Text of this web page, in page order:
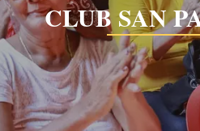
CLUB SAN